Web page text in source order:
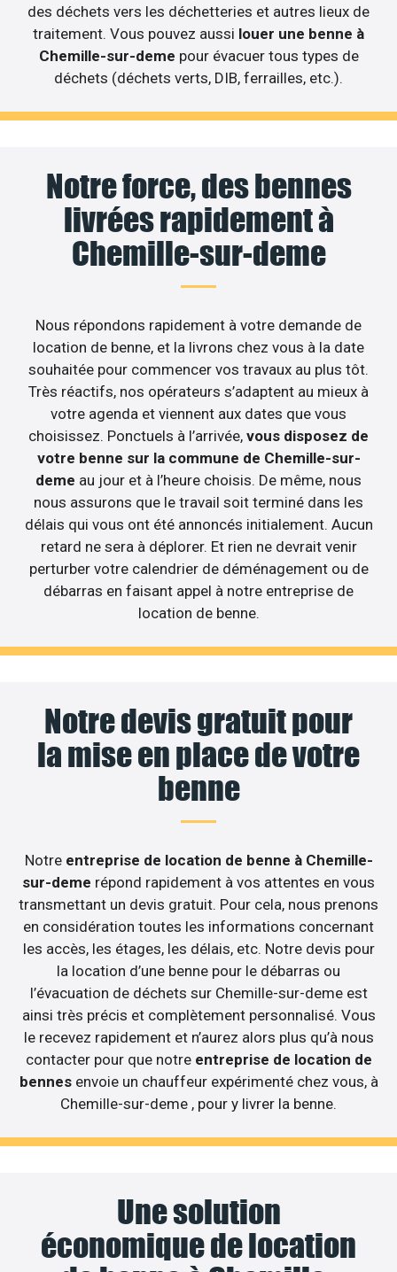
des déchets vers les déchetteries et autres lieux de
traitement. Vous pouvez aussi louer une benne à
Chemille-sur-deme pour évacuer tous types de
déchets (déchets verts, DIB, ferrailles, etc.).
Notre force, des bennes
livrées rapidement à
Chemille-sur-deme
Nous répondons rapidement à votre demande de
location de benne, et la livrons chez vous à la date
souhaitée pour commencer vos travaux au plus tôt.
Très réactifs, nos opérateurs s’adaptent au mieux à
votre agenda et viennent aux dates que vous
choisissez. Ponctuels à l’arrivée, vous disposez de
votre benne sur la commune de Chemille-sur-
deme au jour et à l’heure choisis. De même, nous
nous assurons que le travail soit terminé dans les
délais qui vous ont été annoncés initialement. Aucun
retard ne sera à déplorer. Et rien ne devrait venir
perturber votre calendrier de déménagement ou de
débarras en faisant appel à notre entreprise de
location de benne.
Notre devis gratuit pour
la mise en place de votre
benne
Notre entreprise de location de benne à Chemille-
sur-deme répond rapidement à vos attentes en vous
transmettant un devis gratuit. Pour cela, nous prenons
en considération toutes les informations concernant
les accès, les étages, les délais, etc. Notre devis pour
la location d’une benne pour le débarras ou
l’évacuation de déchets sur Chemille-sur-deme est
ainsi très précis et complètement personnalisé. Vous
le recevez rapidement et n’aurez alors plus qu’à nous
contacter pour que notre entreprise de location de
bennesenvoie un chauffeur expérimenté chez vous, à
Chemille-sur-deme , pour y livrer la benne.
Une solution
économique de location